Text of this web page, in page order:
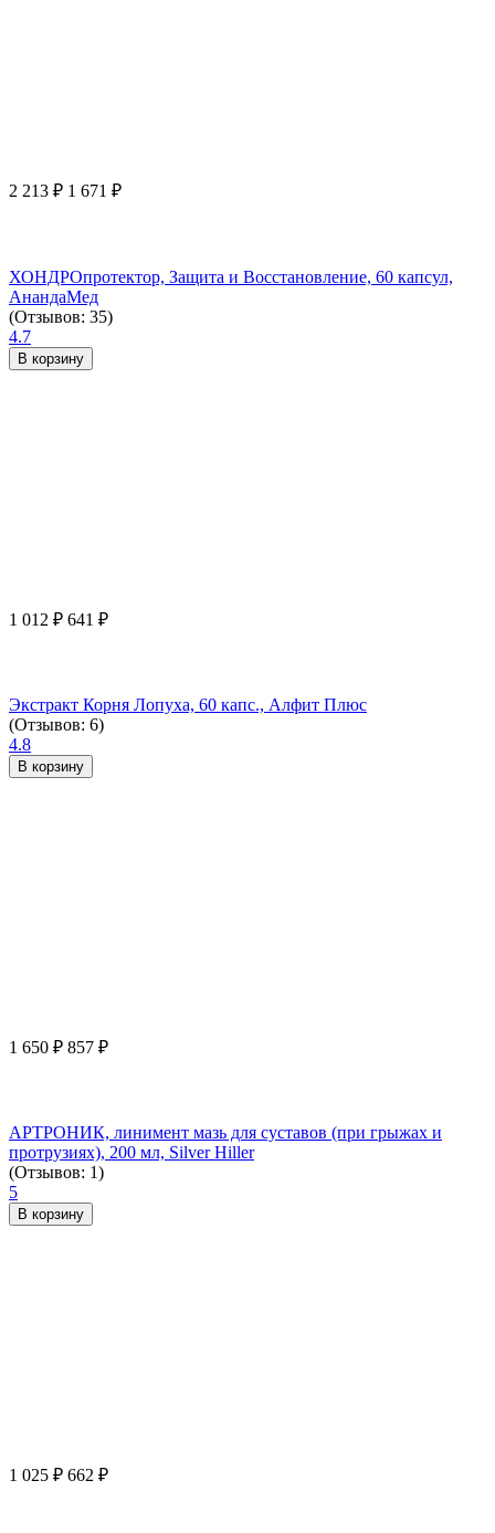
2 213 ₽ 1 671 ₽
ХОНДРОпротектор, Защита и Восстановление, 60 капсул,
АнандаМед
(Отзывов: 35)
4.7
В корзину
1 012 ₽ 641 ₽
Экстракт Корня Лопуха, 60 капс., Алфит Плюс
(Отзывов: 6)
4.8
В корзину
1 650 ₽ 857 ₽
АРТРОНИК, линимент мазь для суставов (при грыжах и
протрузиях), 200 мл, Silver Hiller
(Отзывов: 1)
5
В корзину
1 025 ₽ 662 ₽